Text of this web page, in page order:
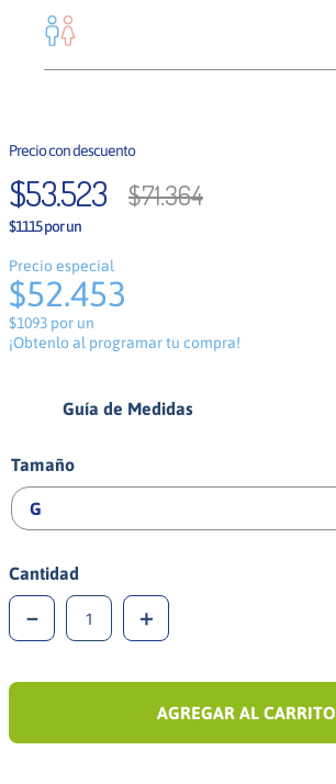
Mixto
$53.523
$1115 por un
$71.364
Precio especial
$52.453
$1093 por un
¡Obtenlo al programar tu compra!
Guía de Medidas
Tamaño
G
Cantidad
＋
－
AGREGAR AL CARRITO